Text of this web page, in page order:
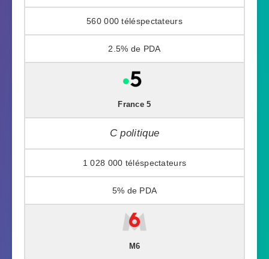
560 000
2.5%
France 5
C politique
1 028 000
5%
M6